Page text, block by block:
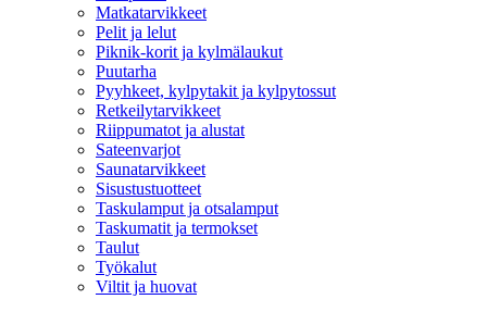
Matkatarvikkeet
Pelit ja lelut
Piknik-korit ja kylmälaukut
Puutarha
Pyyhkeet, kylpytakit ja kylpytossut
Retkeilytarvikkeet
Riippumatot ja alustat
Sateenvarjot
Saunatarvikkeet
Sisustustuotteet
Taskulamput ja otsalamput
Taskumatit ja termokset
Taulut
Työkalut
Viltit ja huovat